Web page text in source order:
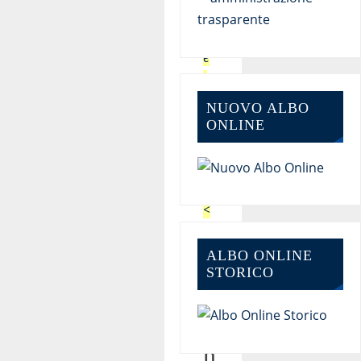
t
e
t
t
o
w
e
<
C
o
NUOVO ALBO
ONLINE
ALBO ONLINE
STORICO